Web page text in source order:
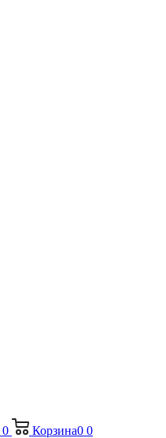
0 Корзина0 0